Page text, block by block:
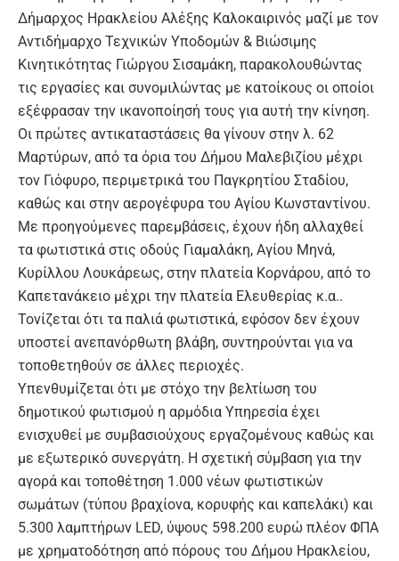
Δήμαρχος Ηρακλείου Αλέξης Καλοκαιρινός μαζί με τον
Αντιδήμαρχο Τεχνικών Υποδομών & Βιώσιμης
Κινητικότητας Γιώργου Σισαμάκη, παρακολουθώντας
τις εργασίες και συνομιλώντας με κατοίκους οι οποίοι
εξέφρασαν την ικανοποίησή τους για αυτή την κίνηση.
Οι πρώτες αντικαταστάσεις θα γίνουν στην λ. 62
Μαρτύρων, από τα όρια του Δήμου Μαλεβιζίου μέχρι
τον Γιόφυρο, περιμετρικά του Παγκρητίου Σταδίου,
καθώς και στην αερογέφυρα του Αγίου Κωνσταντίνου.
Με προηγούμενες παρεμβάσεις, έχουν ήδη αλλαχθεί
τα φωτιστικά στις οδούς Γιαμαλάκη, Αγίου Μηνά,
Κυρίλλου Λουκάρεως, στην πλατεία Κορνάρου, από το
Καπετανάκειο μέχρι την πλατεία Ελευθερίας κ.α..
Τονίζεται ότι τα παλιά φωτιστικά, εφόσον δεν έχουν
υποστεί ανεπανόρθωτη βλάβη, συντηρούνται για να
τοποθετηθούν σε άλλες περιοχές.
Υπενθυμίζεται ότι με στόχο την βελτίωση του
δημοτικού φωτισμού η αρμόδια Υπηρεσία έχει
ενισχυθεί με συμβασιούχους εργαζομένους καθώς και
με εξωτερικό συνεργάτη. Η σχετική σύμβαση για την
αγορά και τοποθέτηση 1.000 νέων φωτιστικών
σωμάτων (τύπου βραχίονα, κορυφής και καπελάκι) και
5.300 λαμπτήρων LED, ύψους 598.200 ευρώ πλέον ΦΠΑ
με χρηματοδότηση από πόρους του Δήμου Ηρακλείου,